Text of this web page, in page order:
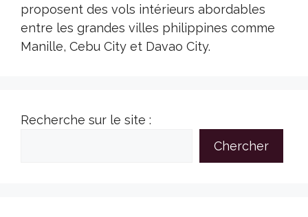
proposent des vols intérieurs abordables
entre les grandes villes philippines comme
Manille, Cebu City et Davao City.
Recherche sur le site :
Chercher